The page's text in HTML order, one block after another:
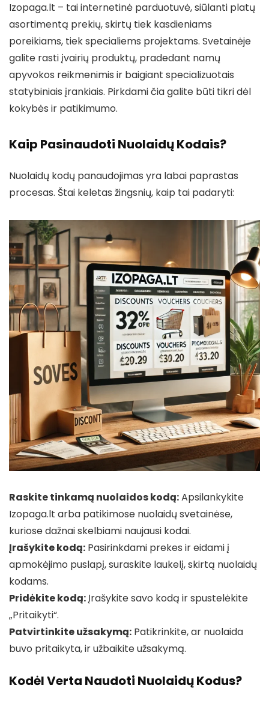
Izopaga.lt – tai internetinė parduotuvė, siūlanti platų
asortimentą prekių, skirtų tiek kasdieniams
poreikiams, tiek specialiems projektams. Svetainėje
galite rasti įvairių produktų, pradedant namų
apyvokos reikmenimis ir baigiant specializuotais
statybiniais įrankiais. Pirkdami čia galite būti tikri dėl
kokybės ir patikimumo.
Kaip Pasinaudoti Nuolaidų Kodais?
Nuolaidų kodų panaudojimas yra labai paprastas
procesas. Štai keletas žingsnių, kaip tai padaryti:
Raskite tinkamą nuolaidos kodą:Apsilankykite
Izopaga.lt arba patikimose nuolaidų svetainėse,
kuriose dažnai skelbiami naujausi kodai.
Įrašykite kodą: Pasirinkdami prekes ir eidami į
apmokėjimo puslapį, suraskite laukelį, skirtą nuolaidų
kodams.
Pridėkite kodą:Įrašykite savo kodą ir spustelėkite
„Pritaikyti“.
Patvirtinkite užsakymą: Patikrinkite, ar nuolaida
buvo pritaikyta, ir užbaikite užsakymą.
Kodėl Verta Naudoti Nuolaidų Kodus?